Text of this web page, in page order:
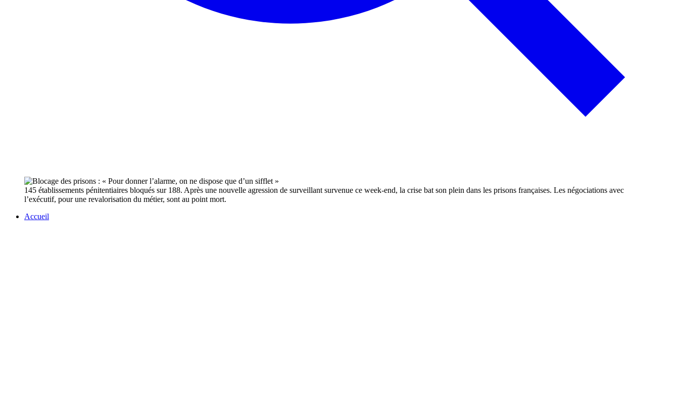
145 établissements pénitentiaires bloqués sur 188. Après une nouvelle agression de surveillant survenue ce week-end, la crise bat son plein dans les prisons françaises. Les négociations avec
l’exécutif, pour une revalorisation du métier, sont au point mort.
Accueil